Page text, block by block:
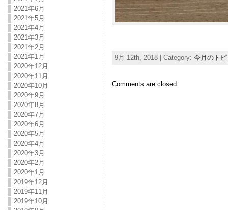
2021年6月
2021年5月
2021年4月
2021年3月
2021年2月
2021年1月
2020年12月
2020年11月
2020年10月
2020年9月
2020年8月
2020年7月
2020年6月
2020年5月
2020年4月
2020年3月
2020年2月
2020年1月
2019年12月
2019年11月
2019年10月
9月 12th, 2018 | Category: 今月のト
Comments are closed.